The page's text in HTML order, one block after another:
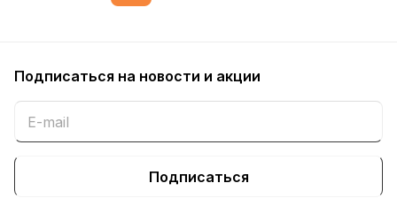
Подписаться на новости и акции
Подписаться